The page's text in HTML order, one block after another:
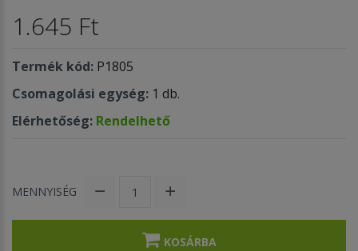
1.645 Ft
Termék kód: P1805
Csomagolási egység: 1 db.
Elérhetőség: Rendelhető
MENNYISÉG
KOSÁRBA